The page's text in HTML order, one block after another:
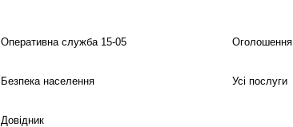
Оперативна служба 15-05 Оголошення
Безпека населення Усі послуги
Довідник